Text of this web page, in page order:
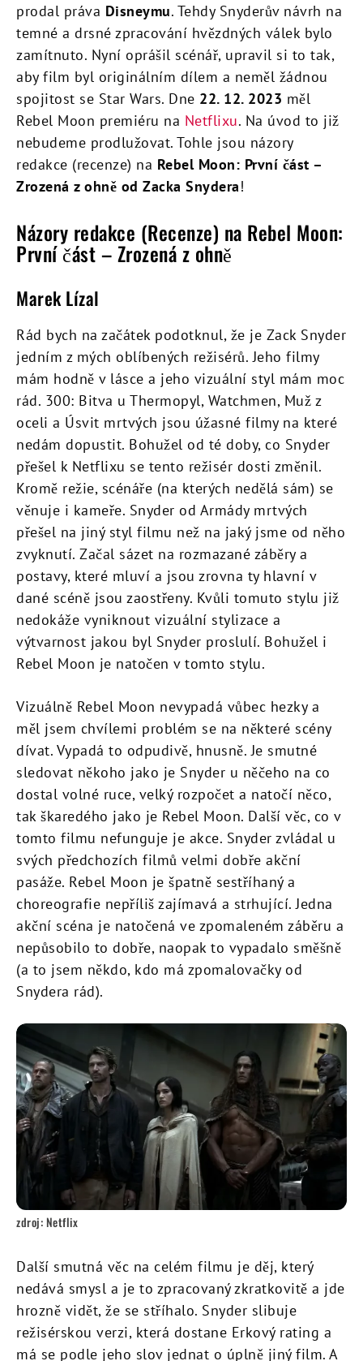
prodal práva Disneymu. Tehdy Snyderův návrh na
temné a drsné zpracování hvězdných válek bylo
zamítnuto. Nyní oprášil scénář, upravil si to tak,
aby film byl originálním dílem a neměl žádnou
spojitost se Star Wars. Dne 22. 12. 2023 měl
Rebel Moon premiéru na Netflixu. Na úvod to již
nebudeme prodlužovat. Tohle jsou názory
redakce (recenze) na Rebel Moon: První část –
Zrozená z ohně od Zacka Snydera!
Názory redakce (Recenze) na Rebel Moon:
První část – Zrozená z ohně
Marek Lízal
Rád bych na začátek podotknul, že je Zack Snyder
jedním z mých oblíbených režisérů. Jeho filmy
mám hodně v lásce a jeho vizuální styl mám moc
rád. 300: Bitva u Thermopyl, Watchmen, Muž z
oceli a Úsvit mrtvých jsou úžasné filmy na které
nedám dopustit. Bohužel od té doby, co Snyder
přešel k Netflixu se tento režisér dosti změnil.
Kromě režie, scénáře (na kterých nedělá sám) se
věnuje i kameře. Snyder od Armády mrtvých
přešel na jiný styl filmu než na jaký jsme od něho
zvyknutí. Začal sázet na rozmazané záběry a
postavy, které mluví a jsou zrovna ty hlavní v
dané scéně jsou zaostřeny. Kvůli tomuto stylu již
nedokáže vyniknout vizuální stylizace a
výtvarnost jakou byl Snyder proslulí. Bohužel i
Rebel Moon je natočen v tomto stylu.
Vizuálně Rebel Moon nevypadá vůbec hezky a
měl jsem chvílemi problém se na některé scény
dívat. Vypadá to odpudivě, hnusně. Je smutné
sledovat někoho jako je Snyder u něčeho na co
dostal volné ruce, velký rozpočet a natočí něco,
tak škaredého jako je Rebel Moon. Další věc, co v
tomto filmu nefunguje je akce. Snyder zvládal u
svých předchozích filmů velmi dobře akční
pasáže. Rebel Moon je špatně sestříhaný a
choreografie nepříliš zajímavá a strhující. Jedna
akční scéna je natočená ve zpomaleném záběru a
nepůsobilo to dobře, naopak to vypadalo směšně
(a to jsem někdo, kdo má zpomalovačky od
Snydera rád).
zdroj: Netflix
Další smutná věc na celém filmu je děj, který
nedává smysl a je to zpracovaný zkratkovitě a jde
hrozně vidět, že se stříhalo. Snyder slibuje
režisérskou verzi, která dostane Erkový rating a
má se podle jeho slov jednat o úplně jiný film. A